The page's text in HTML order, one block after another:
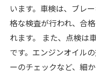
います。車検は、ブレ
格な検査が行われ、合
れます。 また、点検は
です。エンジンオイル
ーのチェックなど、細